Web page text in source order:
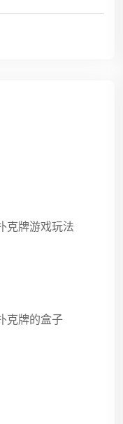
克牌游戏玩法
克牌的盒子